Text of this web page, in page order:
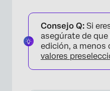
Consejo Q: Si
asegúrate de que
edición, a menos
valores